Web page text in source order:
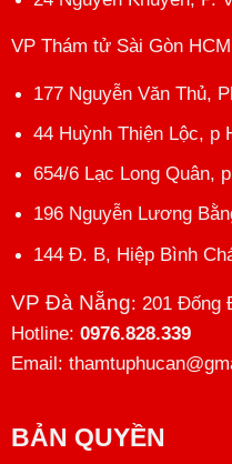
VP Thám tử Sài Gòn HCM
177 Nguyễn Văn Thủ,
44 Huỳnh Thiện Lộc, p
654/6 Lạc Long Quân,
196 Nguyễn Lương
144 Đ. B, Hiệp Bình
VP Đà Nẵng: 201 Đống
Hotline: 0976.828.339
Email:
BẢN QUYỀN